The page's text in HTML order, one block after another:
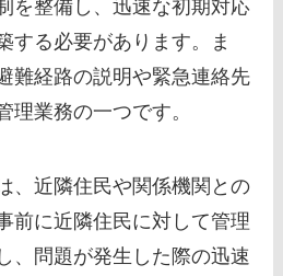
を整備し、迅速な初期対応
する必要があります。ま
難経路の説明や緊急連絡先
理業務の一つです。
、近隣住民や関係機関との
前に近隣住民に対して管理
、問題が発生した際の迅速